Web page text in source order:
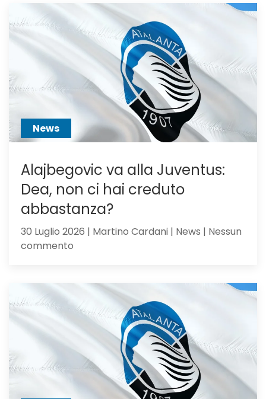
voci
pilastro
Sarri
News
Alajbegovic va alla Juventus:
Dea, non ci hai creduto
abbastanza?
30 Luglio 2026 | Martino Cardani | News | Nessun
commento
alla
Juventus:
Dea,
non
hai
creduto
abbastanza?